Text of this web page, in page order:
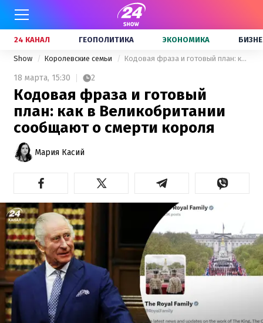
24 КАНАЛ ГЕОПОЛИТИКА ЭКОНОМИКА
Show Королевские семьи Кодовая фраза и готовый план: как в Великобритании сообщают о смерти короля
18 марта, 15:30 2
Кодовая фраза и готовый
план: как в Великобритании
сообщают о смерти короля
Мария Касий